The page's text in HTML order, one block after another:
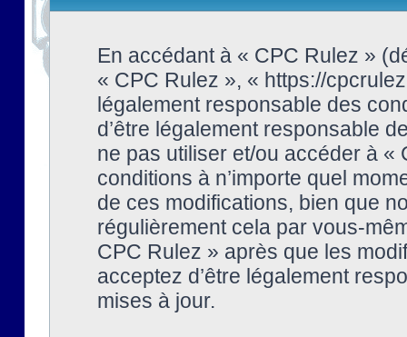
En accédant à « CPC Rulez »
« CPC Rulez », « https://
légalement responsable des
d’être légalement responsable
ne pas utiliser et/ou accéder à
conditions à n’importe quel
de ces modifications, bien que
régulièrement cela par vous-
CPC Rulez » après que les
acceptez d’être légalement
mises à jour.